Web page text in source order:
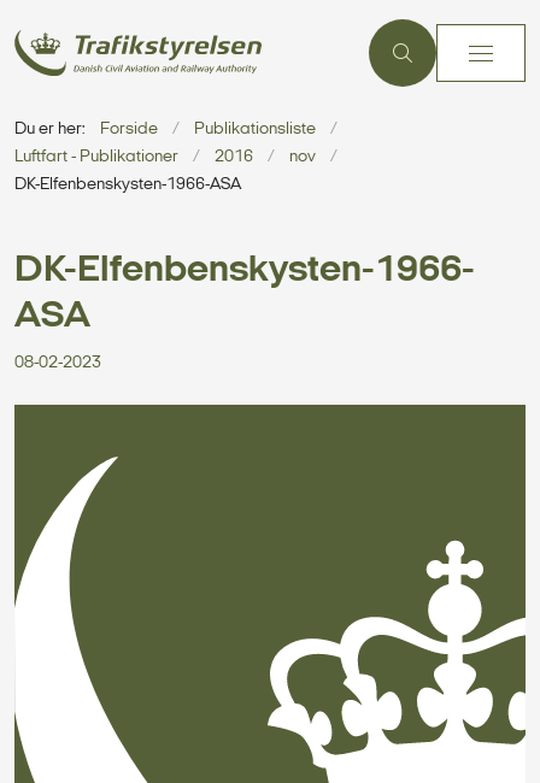
Du er her: Forside
Publikationsliste
Luftfart - Publikationer
2016
nov
DK-Elfenbenskysten-1966-ASA
DK-Elfenbenskysten-1966-
ASA
08-02-2023